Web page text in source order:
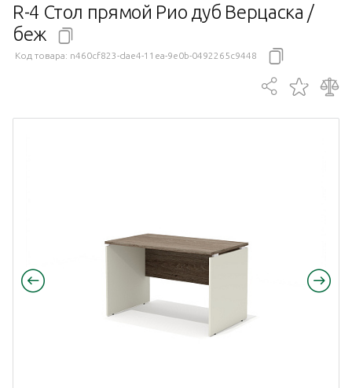
R-4 Стол прямой Рио дуб Верцаска /
беж
Код товара: n460cf823-dae4-11ea-9e0b-0492265c9448